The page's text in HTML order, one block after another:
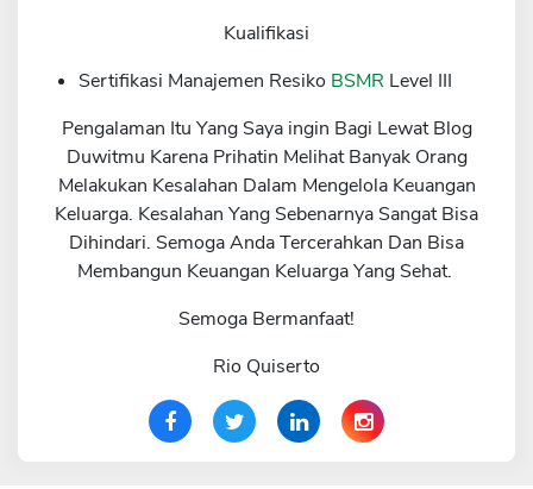
Kualifikasi
Sertifikasi Manajemen Resiko BSMR Level III
Pengalaman Itu Yang Saya ingin Bagi Lewat Blog
Duwitmu Karena Prihatin Melihat Banyak Orang
Melakukan Kesalahan Dalam Mengelola Keuangan
Keluarga. Kesalahan Yang Sebenarnya Sangat Bisa
Dihindari. Semoga Anda Tercerahkan Dan Bisa
Membangun Keuangan Keluarga Yang Sehat.
Semoga Bermanfaat!
Rio Quiserto